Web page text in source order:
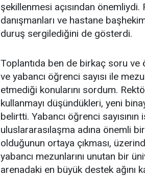
şekillenmesi açısından önemliydi.
danışmanları ve hastane
duruş sergilediğini de gösterdi.
Toplantıda ben de birkaç soru ve
ve yabancı öğrenci sayısı ile
etmediği konularını sordum.
kullanmayı düşündükleri, yeni
belirtti. Yabancı öğrenci
uluslararasılaşma adına önemli
olduğunun ortaya çıkması,
yabancı mezunlarını unutan bir
arenadaki en büyük destek ağını